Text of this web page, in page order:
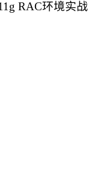
RAC环境实战